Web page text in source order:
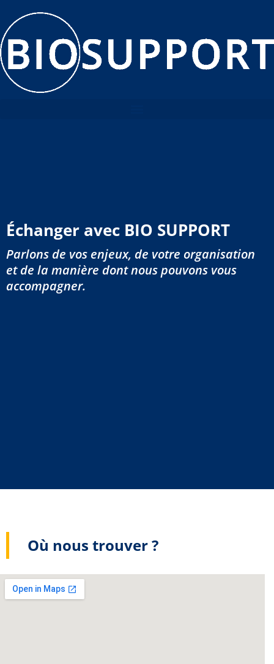
Aller
au
contenu
Échanger avec BIO SUPPORT
Parlons de vos enjeux, de votre organisation
et de la manière dont nous pouvons vous
accompagner.
Où nous trouver ?